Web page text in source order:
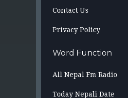
Contact Us
Privacy Policy
Word Function
All Nepal Fm Radio
Today Nepali Date